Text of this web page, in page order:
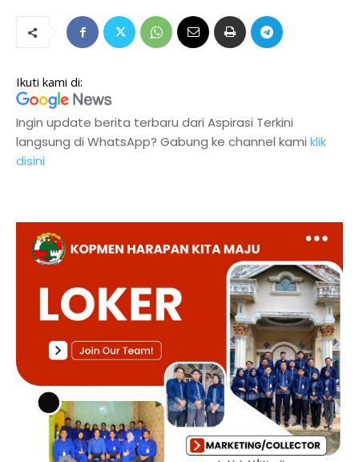
Ikuti kami di:
Ingin update berita terbaru dari Aspirasi Terkini
langsung di WhatsApp? Gabung ke channel kami klik
disini